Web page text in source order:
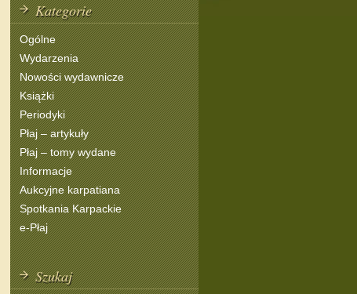
Kategorie
Ogólne
Wydarzenia
Nowości wydawnicze
Książki
Periodyki
Płaj – artykuły
Płaj – tomy wydane
Informacje
Aukcyjne karpatiana
Spotkania Karpackie
e-Płaj
Szukaj